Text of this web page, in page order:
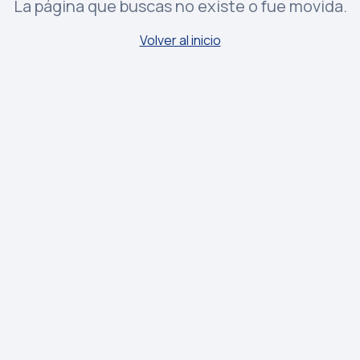
La página que buscas no existe o fue movida.
Volver al inicio